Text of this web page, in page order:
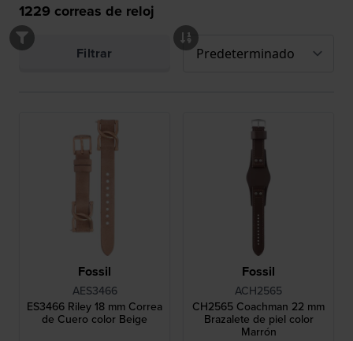
1229 correas de reloj
Filtrar
Fossil
AES3466
ES3466 Riley 18 mm Correa
de Cuero color Beige
Fossil
ACH2565
CH2565 Coachman 22 mm
Brazalete de piel color
Marrón